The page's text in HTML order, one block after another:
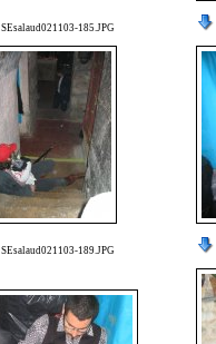
SEsalaud021103-185.JPG
SEsalaud021103-189.JPG